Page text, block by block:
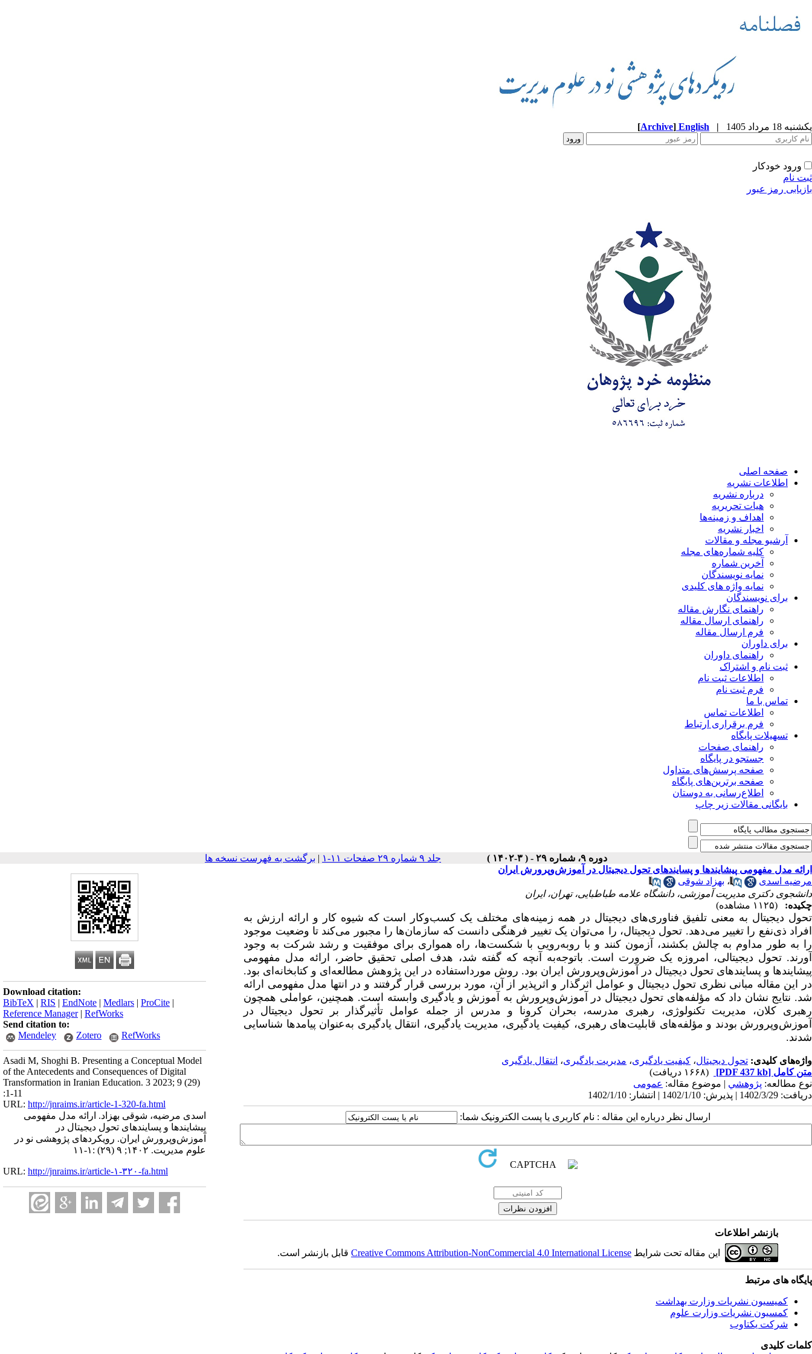
یکشنبه 18 مرداد 1405 |
English
[Archive]
ورود خودکار
ثبت نام
بازیابی رمز عبور
صفحه اصلی
اطلاعات نشریه
درباره نشریه
هیات تحریریه
اهداف و زمینه‌ها
اخبار نشریه
آرشیو مجله و مقالات
کلیه شماره‌های مجله
آخرین شماره
نمایه نویسندگان
نمایه واژه های کلیدی
برای نویسندگان
راهنمای نگارش مقاله
راهنمای ارسال مقاله
فرم ارسال مقاله
برای داوران
راهنمای داوران
ثبت نام و اشتراک
اطلاعات ثبت نام
فرم ثبت نام
تماس با ما
اطلاعات تماس
فرم برقراری ارتباط
تسهیلات پایگاه
راهنمای صفحات
جستجو در پایگاه
صفحه پرسش‌های متداول
صفحه برترین‌های پایگاه
اطلاع‌رسانی به دوستان
بایگانی مقالات زیر چاپ
دوره ۹، شماره ۲۹ - ( ۳-۱۴۰۲ ) جلد ۹ شماره ۲۹ صفحات ۱۱-۱ | برگشت به فهرست نسخه ها
Download citation:
BibTeX | RIS | EndNote | Medlars | ProCite |
Reference Manager| RefWorks
Send citation to:
Mendeley
Zotero RefWorks
Asadi M, Shoghi B. Presenting a Conceptual Model
of the Antecedents and Consequences of Digital
Transformation in Iranian Education. 3 2023; 9 (29)
:1-11
URL: http://jnraims.ir/article-1-320-fa.html
اسدی مرضیه، شوقی بهزاد. ارائه مدل مفهومی
پیشایندها و پسایندهای تحول دیجیتال در
آموزش‌وپرورش ایران. رویکردهای پژوهشی نو در
علوم مدیریت. ۱۴۰۲; ۹ (۲۹) :۱-۱۱
URL: http://jnraims.ir/article-۱-۳۲۰-fa.html
ارائه مدل مفهومی پیشایندها و پسایندهای تحول دیجیتال در آموزش‌وپرورش ایران
مرضیه اسدی
، بهزاد شوقی
دانشجوی دکتری مدیریت آموزشی، دانشگاه علامه طباطبایی، تهران، ایران
چکیده:
(۱۱۲۵ مشاهده)
تحول دیجیتال به معنی تلفیق فناوری‌های دیجیتال در همه زمینه‌های مختلف یک کسب‌وکار است که شیوه کار و ارائه ارزش به
افراد ذی‌نفع را تغییر می‌دهد. تحول دیجیتال، را می‌توان یک تغییر فرهنگی دانست که سازمان‌ها را مجبور می‌کند تا وضعیت موجود
را به طور مداوم به چالش بکشند، آزمون کنند و با روبه‌رویی با شکست‌ها، راه همواری برای موفقیت و رشد شرکت به وجود
آورند. تحول دیجیتالی، امروزه یک ضرورت است. باتوجه‌به آنچه که گفته شد، هدف اصلی تحقیق حاضر، ارائه مدل مفهومی
پیشایندها و پسایندهای تحول دیجیتال در آموزش‌وپرورش ایران بود. روش مورداستفاده در این پژوهش مطالعه‌­ای و کتابخانه‌­ای بود.
در این مقاله مبانی نظری تحول دیجیتال و عوامل اثرگذار و اثرپذیر از آن، مورد بررسی قرار گرفتند و در انتها مدل مفهومی ارائه
شد. نتایج نشان داد که مؤلفه‌های تحول دیجیتال در آموزش‌وپرورش به آموزش و یادگیری وابسته است. همچنین، عواملی همچون
رهبری کلان، مدیریت تکنولوژی، رهبری مدرسه، بحران کرونا و مدرس از جمله عوامل تأثیرگذار بر تحول دیجیتال در
آموزش‌وپرورش بودند و مؤلفه‌های قابلیت‌های رهبری، کیفیت یادگیری، مدیریت یادگیری، انتقال یادگیری به‌عنوان پیامدها شناسایی
شدند.
واژه‌های کلیدی: تحول دیجیتال، کیفیت یادگیری، مدیریت یادگیری، انتقال یادگیری
متن کامل [PDF 437 kb]
(۱۶۶۸ دریافت)
نوع مطالعه: پژوهشي | موضوع مقاله: عمومى
دریافت: 1402/3/29 | پذیرش: 1402/1/10 | انتشار: 1402/1/10
ارسال نظر درباره این مقاله : نام کاربری یا پست الکترونیک شما:
بازنشر اطلاعات
این مقاله تحت شرایط Creative Commons Attribution-NonCommercial 4.0 International Licenseقابل بازنشر است.
پایگاه های مرتبط
کمیسیون نشریات وزارت بهداشت
کمسیون نشریات وزارت علوم
شرکت یکتاوب
کلمات کلیدی